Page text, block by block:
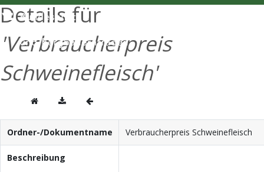
Details für
'Verbraucherpreis
Schweinefleisch'
Ordner-/Dokumentname Verbraucherpreis Schweinefleisch
Beschreibung